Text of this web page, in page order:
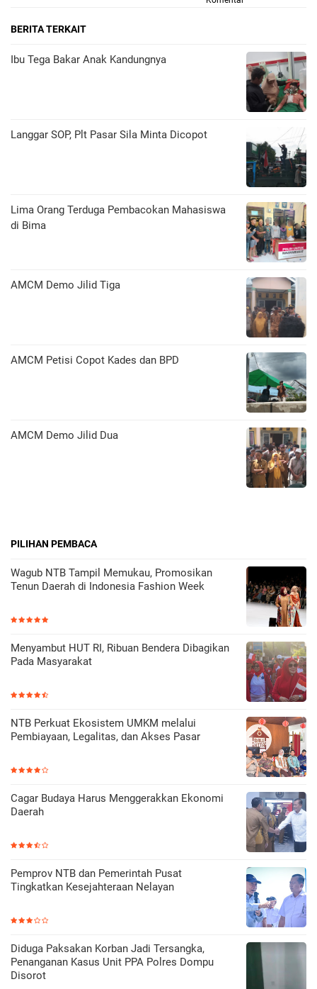
BERITA TERKAIT
Ibu Tega Bakar Anak Kandungnya
Langgar SOP, Plt Pasar Sila Minta Dicopot
Lima Orang Terduga Pembacokan Mahasiswa
di Bima
AMCM Demo Jilid Tiga
AMCM Petisi Copot Kades dan BPD
AMCM Demo Jilid Dua
PILIHAN PEMBACA
Wagub NTB Tampil Memukau, Promosikan
Tenun Daerah di Indonesia Fashion Week
Menyambut HUT RI, Ribuan Bendera Dibagikan
Pada Masyarakat
NTB Perkuat Ekosistem UMKM melalui
Pembiayaan, Legalitas, dan Akses Pasar
Cagar Budaya Harus Menggerakkan Ekonomi
Daerah
Pemprov NTB dan Pemerintah Pusat
Tingkatkan Kesejahteraan Nelayan
Diduga Paksakan Korban Jadi Tersangka,
Penanganan Kasus Unit PPA Polres Dompu
Disorot